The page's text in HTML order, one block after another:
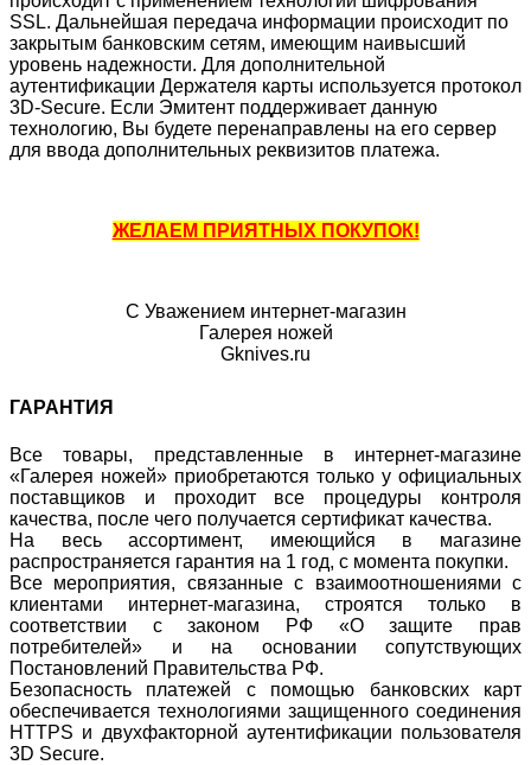
SSL. Дальнейшая передача информации происходит по
закрытым банковским сетям, имеющим наивысший
уровень надежности. Для дополнительной
аутентификации Держателя карты используется протокол
3D-Secure. Если Эмитент поддерживает данную
технологию, Вы будете перенаправлены на его сервер
для ввода дополнительных реквизитов платежа.
ЖЕЛАЕМ ПРИЯТНЫХ ПОКУПОК!
С Уважением интернет-магазин
Галерея ножей
Gknives.ru
ГАРАНТИЯ
Все товары, представленные в интернет-магазине
«Галерея ножей» приобретаются только у официальных
поставщиков и проходит все процедуры контроля
качества, после чего получается сертификат качества.
На весь ассортимент, имеющийся в магазине
распространяется гарантия на 1 год, с момента покупки.
Все мероприятия, связанные с взаимоотношениями с
клиентами интернет-магазина, строятся только в
соответствии с законом РФ «О защите прав
потребителей» и на основании сопутствующих
Постановлений Правительства РФ.
Безопасность платежей с помощью банковских карт
обеспечивается технологиями защищенного соединения
HTTPS и двухфакторной аутентификации пользователя
3D Secure.